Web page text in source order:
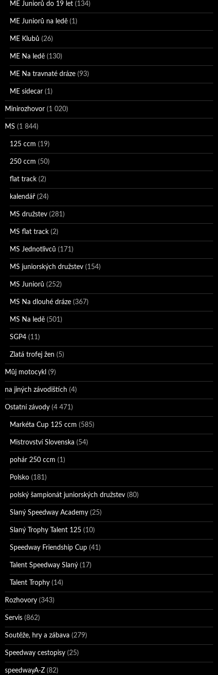
ME Juniorů do 19 let (134)
ME Juniorů na ledě (1)
ME Klubů (26)
ME Na ledě (130)
ME Na travnaté dráze (93)
ME sidecar (1)
Minirozhovor (1 020)
MS (1 844)
125 ccm (19)
250 ccm (50)
flat track (2)
kalendář (24)
MS družstev (281)
MS flat track (2)
MS Jednotlivců (171)
MS juniorských družstev (154)
MS Juniorů (252)
MS Na dlouhé dráze (367)
MS Na ledě (501)
SGP4 (11)
Zlatá trofej žen (5)
Můj motocykl (9)
na jiných závodištích (4)
Ostatní závody (4 471)
Markéta Cup 125 ccm (585)
Mistrovství Slovenska (54)
pohár 250 ccm (1)
Polsko (181)
polský šampionát juniorských družstev (80)
Slaný Speedway Academy (25)
Slaný Trophy Talent 125 (10)
Speedway Friendship Cup (41)
Talent Speedway Slaný (17)
Talent Trophy (14)
Rozhovory (343)
Servis (862)
Soutěže, hry a zábava (279)
Speedway cestopisy (25)
speedwayA-Z (82)